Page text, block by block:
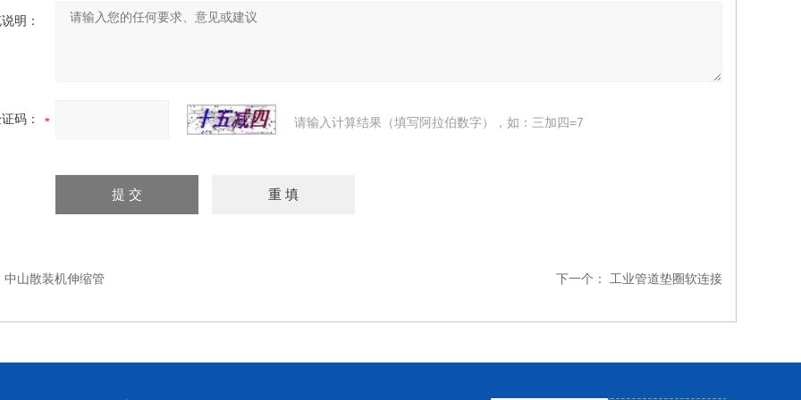
明：
码： 请输入计算结果（填写阿拉伯数字），如：三加四=7
中山散装机伸缩管 下一个： 工业管道垫圈软连接